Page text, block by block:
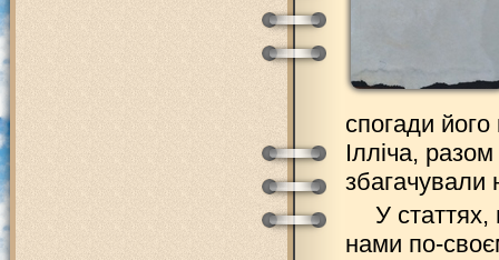
спогади його
Ілліча,
збагачували
У статтях,
нами по-